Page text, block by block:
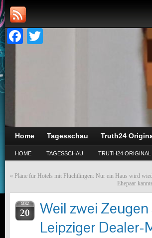
Facebook
Home Tagesschau Truth24
HOME TAGESSCHAU TRUTH24 ORIGINAL
« Pläne für Hotels mit Flüchtlingen: Nur ein Haus wird
Ehepaar
MRZ
20
Weil zwei
Leipziger Dealer-